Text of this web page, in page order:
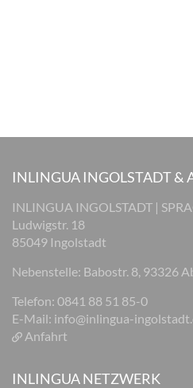
INLINGUA INGOLSTADT &
INLINGUA INGOLSTADT |
Ludwigstr. 18
85049 Ingolstadt
Nebenstelle: Babostr. 8, 93326
Telefon: 0841 88 51 85-0
E-Mail: info@inlingua-
Anfahrt
INLINGUA NETZWERK